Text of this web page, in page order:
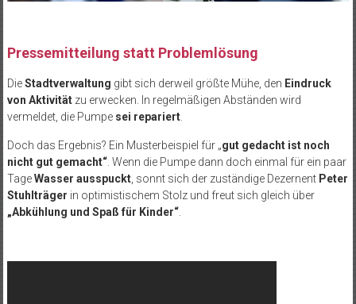
Pressemitteilung statt Problemlösung
DieStadtverwaltung gibt sich derweil größte Mühe, den Eindruck
von Aktivitätzu erwecken. In regelmäßigen Abständen wird
vermeldet, die Pumpe sei repariert.
Doch das Ergebnis? Ein Musterbeispiel für „gut gedacht ist noch
nicht gut gemacht“. Wenn die Pumpe dann doch einmal für ein paar
TageWasser ausspuckt, sonnt sich der zuständige Dezernent Peter
Stuhlträger in optimistischem Stolz und freut sich gleich über
„Abkühlung und Spaß für Kinder“.